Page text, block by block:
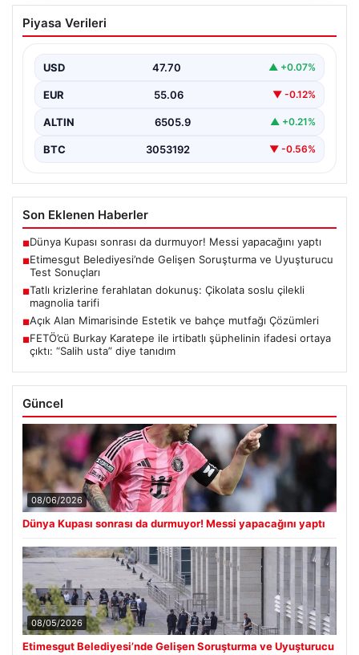
Etimesgut Belediyesi’nde Gelişen
Soruşturma ve Uyuşturucu Test
Son günlerde yayılan haberler, Etimesgut
seriyor. Soruşturma kapsamında,…
Piyasa Verileri
USD 47.70 ▲ +0.07%
EUR 55.06 ▼ -0.12%
ALTIN 6505.9 ▲ +0.21%
BTC 3053192 ▼ -0.56%
Son Eklenen Haberler
■Dünya Kupası sonrası da durmuyor! Messi yapacağını yaptı
■Etimesgut Belediyesi’nde Gelişen Soruşturma ve Uyuşturucu
Test Sonuçları
■Tatlı krizlerine ferahlatan dokunuş: Çikolata soslu çilekli
magnolia tarifi
■Açık Alan Mimarisinde Estetik ve bahçe mutfağı Çözümleri
■FETÖ’cü Burkay Karatepe ile irtibatlı şüphelinin ifadesi ortaya
çıktı: “Salih usta” diye tanıdım
Güncel
08/06/2026
Dünya Kupası sonrası da durmuyor! Messi yapacağını yaptı
08/05/2026
Etimesgut Belediyesi’nde Gelişen Soruşturma ve Uyuşturucu